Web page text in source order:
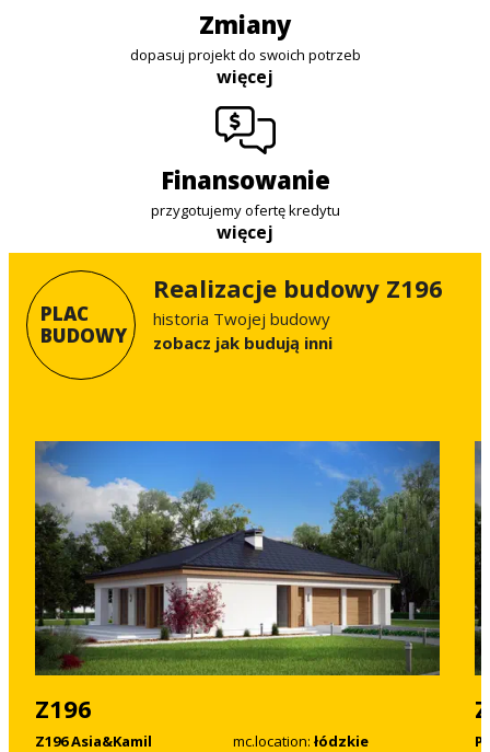
zmiany
dopasuj projekt do swoich potrzeb
więcej
finansowanie
przygotujemy ofertę kredytu
więcej
PLAC
BUDOWY
Realizacje budowy Z196
historia Twojej budowy
Zobacz jak budują inni
Z196
Z196 Asia&Kamil mc.location: łódzkie